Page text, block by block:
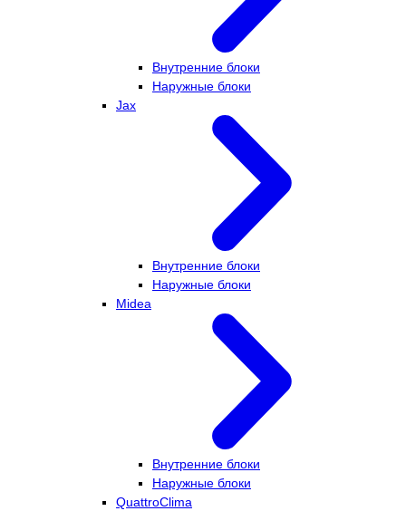
Внутренние блоки
Наружные блоки
Jax
Внутренние блоки
Наружные блоки
Midea
Внутренние блоки
Наружные блоки
QuattroClima